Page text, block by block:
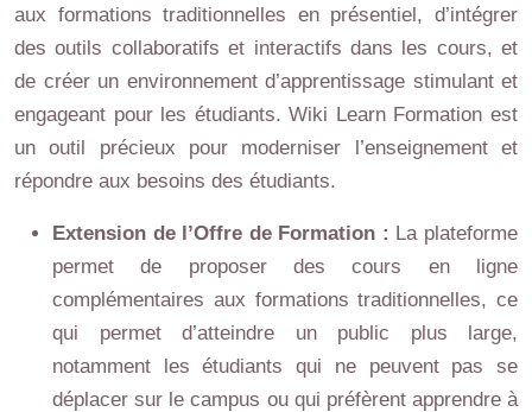
aux formations traditionnelles en présentiel, d’intégrer
des outils collaboratifs et interactifs dans les cours, et
de créer un environnement d’apprentissage stimulant et
engageant pour les étudiants. Wiki Learn Formation est
un outil précieux pour moderniser l’enseignement et
répondre aux besoins des étudiants.
Extension de l’Offre de Formation : La plateforme
permet de proposer des cours en ligne
complémentaires aux formations traditionnelles, ce
qui permet d’atteindre un public plus large,
notamment les étudiants qui ne peuvent pas se
déplacer sur le campus ou qui préfèrent apprendre à